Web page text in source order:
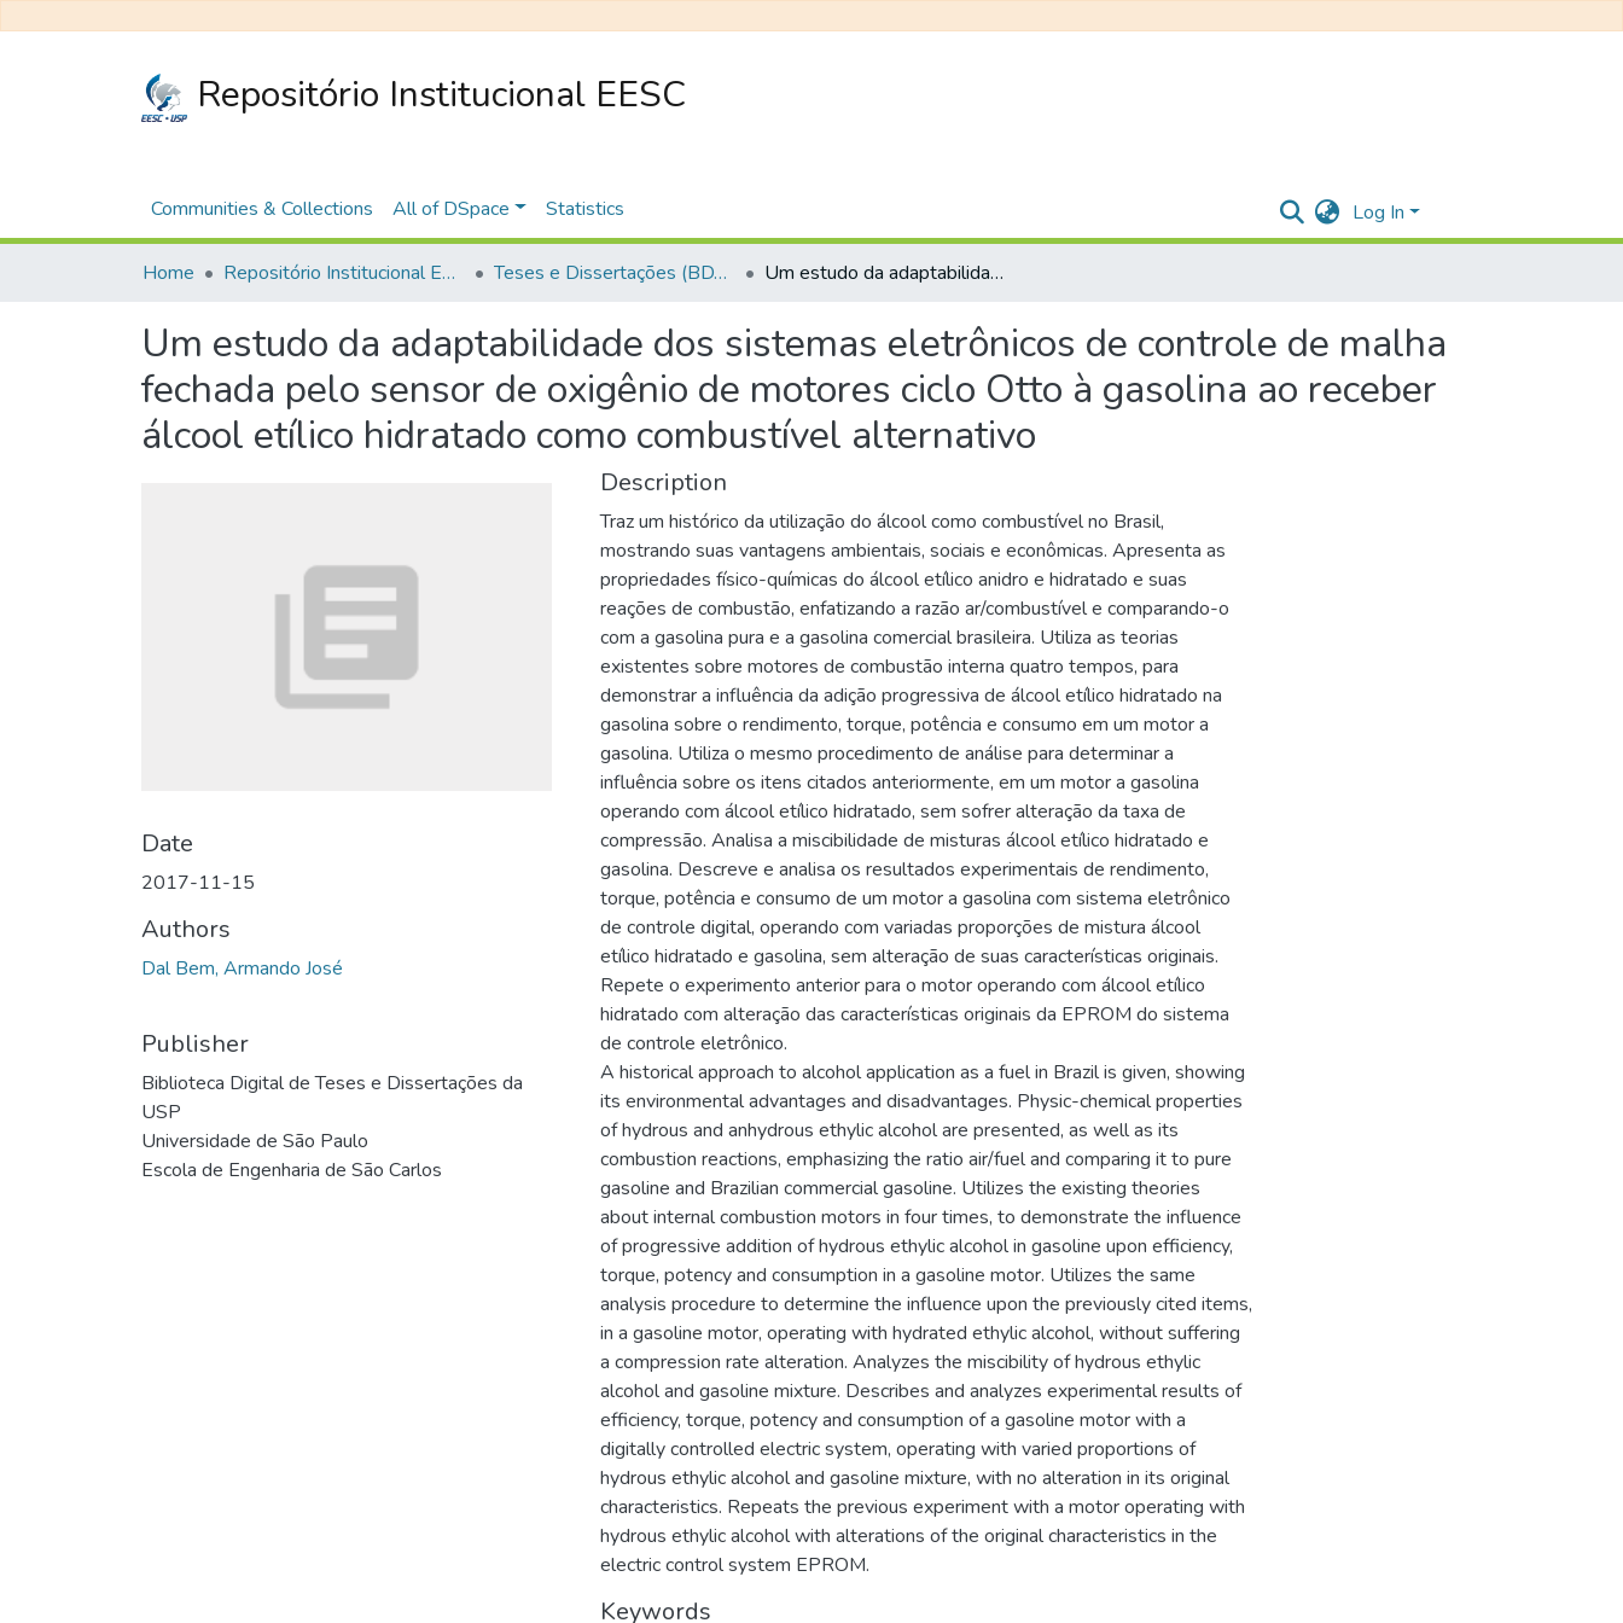
Repositório Institucional EESC
Communities & Collections All of DSpace Statistics Log In
Home Repositório Institucional EESC Teses e Dissertações (BDTD USP) Um estudo da adaptabilidade dos sistemas eletrônicos de controle de malha fechada pelo sensor de oxigênio de motores ciclo Otto à gasolina ao receber álcool etílico hidratado como combustível alternativo
Um estudo da adaptabilidade dos sistemas eletrônicos de controle de malha
fechada pelo sensor de oxigênio de motores ciclo Otto à gasolina ao receber
álcool etílico hidratado como combustível alternativo
Date
2017-11-15
Authors
Dal Bem, Armando José
Publisher
Biblioteca Digital de Teses e Dissertações da
USP
Universidade de São Paulo
Escola de Engenharia de São Carlos
Description
Traz um histórico da utilização do álcool como combustível no Brasil,
mostrando suas vantagens ambientais, sociais e econômicas. Apresenta as
propriedades físico-químicas do álcool etílico anidro e hidratado e suas
reações de combustão, enfatizando a razão ar/combustível e comparando-o
com a gasolina pura e a gasolina comercial brasileira. Utiliza as teorias
existentes sobre motores de combustão interna quatro tempos, para
demonstrar a influência da adição progressiva de álcool etílico hidratado na
gasolina sobre o rendimento, torque, potência e consumo em um motor a
gasolina. Utiliza o mesmo procedimento de análise para determinar a
influência sobre os itens citados anteriormente, em um motor a gasolina
operando com álcool etílico hidratado, sem sofrer alteração da taxa de
compressão. Analisa a miscibilidade de misturas álcool etílico hidratado e
gasolina. Descreve e analisa os resultados experimentais de rendimento,
torque, potência e consumo de um motor a gasolina com sistema eletrônico
de controle digital, operando com variadas proporções de mistura álcool
etílico hidratado e gasolina, sem alteração de suas características originais.
Repete o experimento anterior para o motor operando com álcool etílico
hidratado com alteração das características originais da EPROM do sistema
de controle eletrônico.
A historical approach to alcohol application as a fuel in Brazil is given, showing
its environmental advantages and disadvantages. Physic-chemical properties
of hydrous and anhydrous ethylic alcohol are presented, as well as its
combustion reactions, emphasizing the ratio air/fuel and comparing it to pure
gasoline and Brazilian commercial gasoline. Utilizes the existing theories
about internal combustion motors in four times, to demonstrate the influence
of progressive addition of hydrous ethylic alcohol in gasoline upon efficiency,
torque, potency and consumption in a gasoline motor. Utilizes the same
analysis procedure to determine the influence upon the previously cited items,
in a gasoline motor, operating with hydrated ethylic alcohol, without suffering
a compression rate alteration. Analyzes the miscibility of hydrous ethylic
alcohol and gasoline mixture. Describes and analyzes experimental results of
efficiency, torque, potency and consumption of a gasoline motor with a
digitally controlled electric system, operating with varied proportions of
hydrous ethylic alcohol and gasoline mixture, with no alteration in its original
characteristics. Repeats the previous experiment with a motor operating with
hydrous ethylic alcohol with alterations of the original characteristics in the
electric control system EPROM.
Keywords